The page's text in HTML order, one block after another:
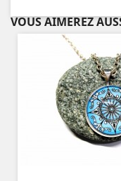
VOUS AIMEREZ